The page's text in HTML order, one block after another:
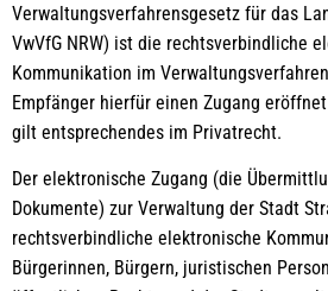
Verwaltungsverfahrensgesetz für das
VwVfG NRW) ist die rechtsverbindliche
Kommunikation im
Empfänger hierfür einen Zugang
gilt entsprechendes im Privatrecht.
Der elektronische Zugang (die
Dokumente) zur Verwaltung der Stadt
rechtsverbindliche elektronische
Bürgerinnen, Bürgern, juristischen